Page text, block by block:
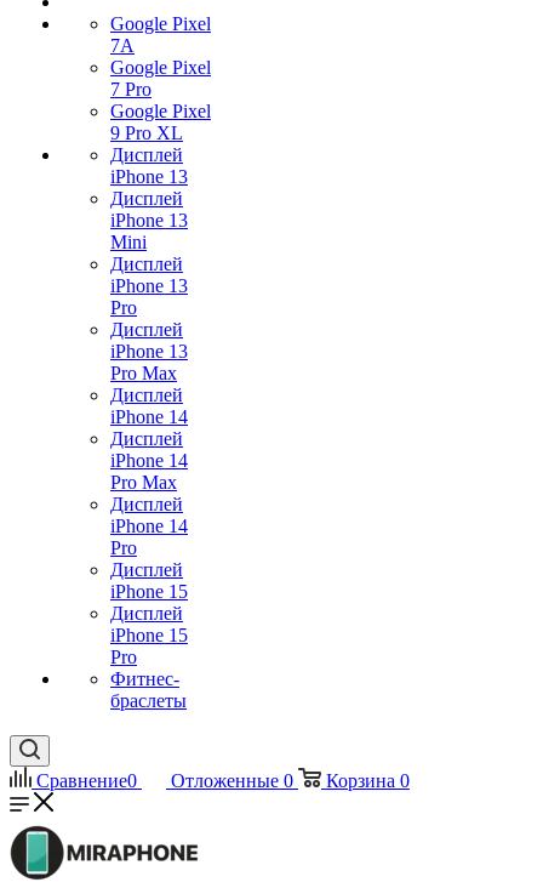
Google Pixel
7А
Google Pixel
7 Pro
Google Pixel
9 Pro XL
Дисплей
iPhone 13
Дисплей
iPhone 13
Mini
Дисплей
iPhone 13
Pro
Дисплей
iPhone 13
Pro Max
Дисплей
iPhone 14
Дисплей
iPhone 14
Pro Max
Дисплей
iPhone 14
Pro
Дисплей
iPhone 15
Дисплей
iPhone 15
Pro
Фитнес-
браслеты
Сравнение0 Отложенные 0 Корзина 0